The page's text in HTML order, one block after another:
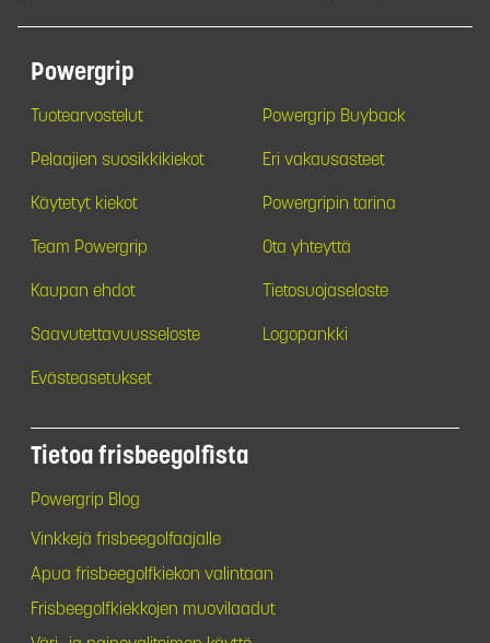
Powergrip
Tuotearvostelut Powergrip Buyback
Pelaajien suosikkikiekot Eri vakausasteet
Käytetyt kiekot Powergripin tarina
Team Powergrip Ota yhteyttä
Kaupan ehdot Tietosuojaseloste
Saavutettavuusseloste Logopankki
Evästeasetukset
Tietoa frisbeegolfista
Powergrip Blog
Vinkkejä frisbeegolfaajalle
Apua frisbeegolfkiekon valintaan
Frisbeegolfkiekkojen muovilaadut